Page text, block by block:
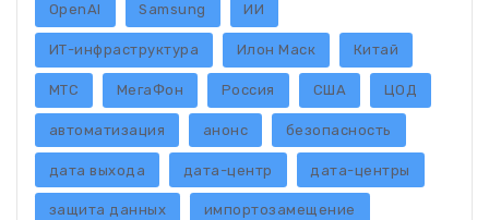
OpenAI Samsung ИИ
ИТ-инфраструктура Илон Маск Китай
МТС МегаФон Россия США ЦОД
автоматизация анонс безопасность
дата выхода дата-центр дата-центры
защита данных импортозамещение